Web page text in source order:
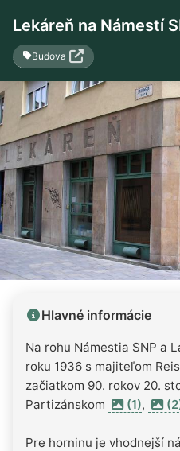
Lekáreň na Námestí
Budova
Hlavné informácie
Na rohu Námestia SNP a
roku 1936 s majiteľom
začiatkom 90. rokov 20.
Partizánskom
(1),
Pre horninu je vhodnejší